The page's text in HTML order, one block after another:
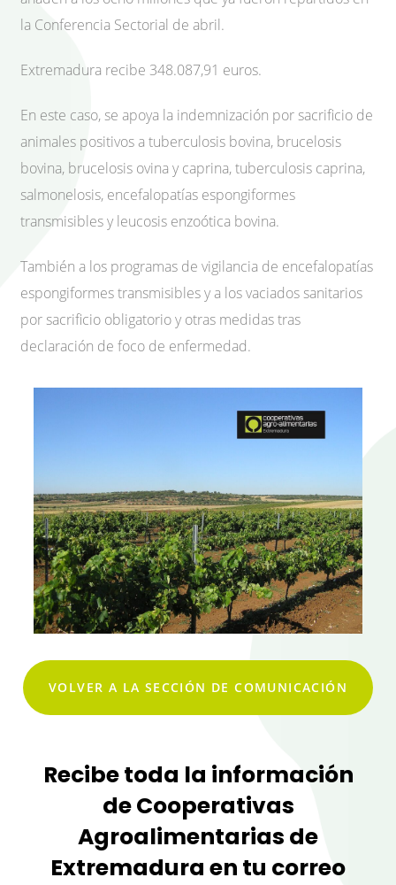
la Conferencia Sectorial de abril.
Extremadura recibe 348.087,91 euros.
En este caso, se apoya la indemnización por sacrificio de
animales positivos a tuberculosis bovina, brucelosis
bovina, brucelosis ovina y caprina, tuberculosis caprina,
salmonelosis, encefalopatías espongiformes
transmisibles y leucosis enzoótica bovina.
También a los programas de vigilancia de encefalopatías
espongiformes transmisibles y a los vaciados sanitarios
por sacrificio obligatorio y otras medidas tras
declaración de foco de enfermedad.
VOLVER A LA SECCIÓN DE COMUNICACIÓN
Recibe toda la información
de Cooperativas
Agroalimentarias de
Extremadura en tu correo